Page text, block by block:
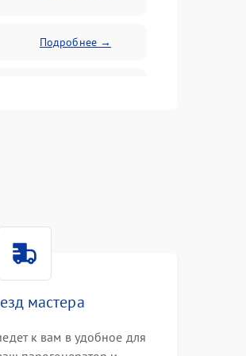
Подробнее →
Подробнее →
мастера
к вам в удобное для